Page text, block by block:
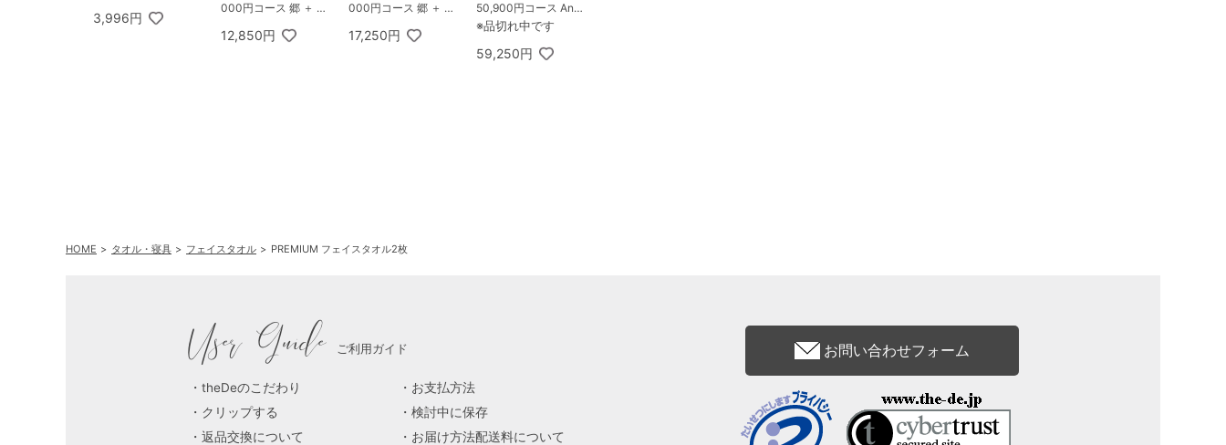
3,996円
000円コース 郷 ＋ オ
ームセット A
12,850円
000円コース 郷 ＋ ミ
ーム&ハンドクリーン
17,250円
50,900円コース Anti
bes ＋ 銀座千疋屋 銀
個入
※品切れ中です
59,250円
HOME タオル・寝具 フェイスタオル PREMIUM フェイスタオル2枚
User Guide ご利用ガイド
theDeのこだわり
お支払方法
クリップする
検討中に保存
返品交換について
お届け方法配送料について
お問い合わせフォーム